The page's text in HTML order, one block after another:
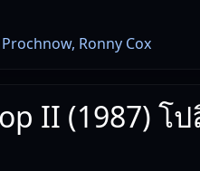
Ronny Cox
II (1987) โ